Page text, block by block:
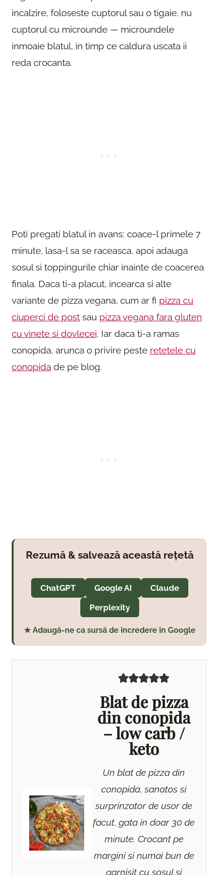
incalzire, foloseste cuptorul sau o tigaie, nu
cuptorul cu microunde — microundele
inmoaie blatul, in timp ce caldura uscata ii
reda crocanta.
Poti pregati blatul in avans: coace-l primele 7
minute, lasa-l sa se raceasca, apoi adauga
sosul si toppingurile chiar inainte de coacerea
finala. Daca ti-a placut, incearca si alte
variante de pizza vegana, cum ar fi pizza cu
ciuperci de post sau pizza vegana fara gluten
cu vinete si dovlecei. Iar daca ti-a ramas
conopida, arunca o privire peste retetele cu
conopida de pe blog.
Rezumă & salvează această rețetă
ChatGPT Google AI
Claude
Perplexity
★ Adaugă-ne ca sursă de încredere în Google
Blat de pizza
din conopida
– low carb /
keto
Un blat de pizza din
conopida, sanatos si
surprinzator de usor de
facut, gata in doar 30 de
minute. Crocant pe
margini si numai bun de
garnisit cu sosul si